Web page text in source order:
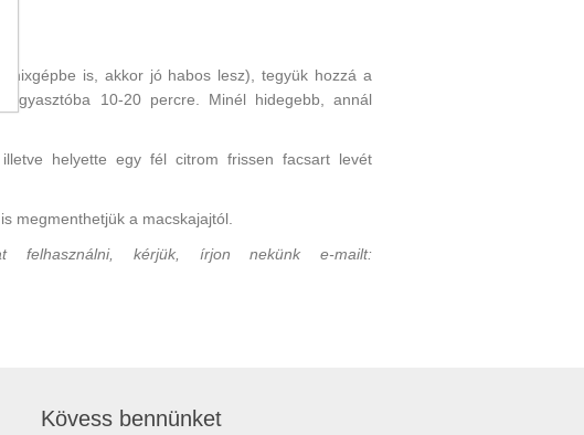
is, akkor jó habos lesz), tegyük hozzá a
10-20 percre. Minél hidegebb, annál
helyette egy fél citrom frissen facsart levét
megmenthetjük a macskajajtól.
felhasználni, kérjük, írjon nekünk e-mailt:
Kövess bennünket